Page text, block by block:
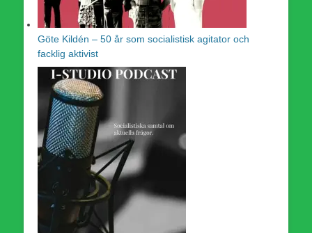
Göte Kildén – 50 år som socialistisk agitator och
facklig aktivist